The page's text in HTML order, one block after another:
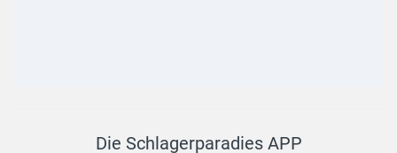
Die Schlagerparadies APP